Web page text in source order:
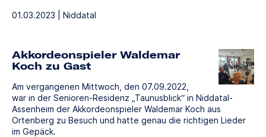
01.03.2023 | Niddatal
Akkordeonspieler Waldemar
Koch zu Gast
Am vergangenen Mittwoch, den 07.09.2022,
war in der Senioren-Residenz „Taunusblick“ in Niddatal-
Assenheim der Akkordeonspieler Waldemar Koch aus
Ortenberg zu Besuch und hatte genau die richtigen Lieder
im Gepäck.